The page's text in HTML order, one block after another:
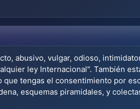
abusivo, vulgar, odioso,
ley Internacional". También
tengas el consentimiento por
esquemas piramidales, y